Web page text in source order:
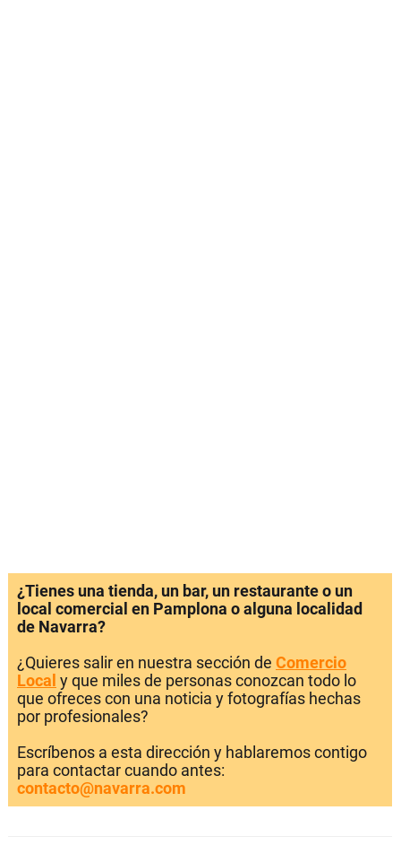
¿Tienes una tienda, un bar, un restaurante o un
local comercial en Pamplona o alguna localidad
de Navarra?
¿Quieres salir en nuestra sección de Comercio
Local y que miles de personas conozcan todo lo
que ofreces con una noticia y fotografías hechas
por profesionales?
Escríbenos a esta dirección y hablaremos contigo
para contactar cuando antes:
contacto@navarra.com